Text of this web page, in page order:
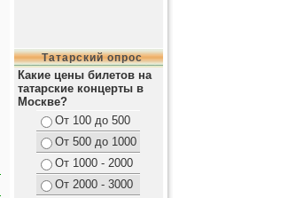
Татарский опрос
Какие цены билетов на
татарские концерты в
Москве?
От 100 до 500
От 500 до 1000
От 1000 - 2000
От 2000 - 3000